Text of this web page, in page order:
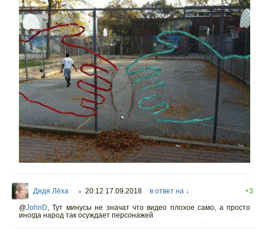
Дядя Лёха ○ 20:12 17.09.2018 в ответ на ↓
+3
@JohnD, Тут минусы не значат что видео плохое само, а просто
иногда народ так осуждает персонажей